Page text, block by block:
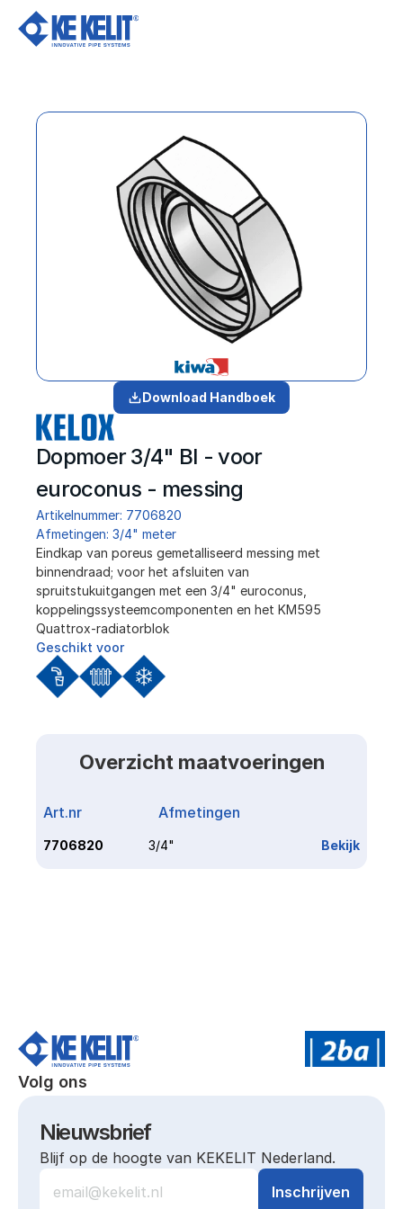
Download Handboek
Dopmoer 3/4" BI - voor
euroconus - messing
Artikelnummer: 7706820
Afmetingen: 3/4" meter
Eindkap van poreus gemetalliseerd messing met
binnendraad; voor het afsluiten van
spruitstukuitgangen met een 3/4" euroconus,
koppelingssysteemcomponenten en het KM595
Quattrox-radiatorblok
Geschikt voor
Overzicht maatvoeringen
Art.nr Afmetingen
7706820 3/4" Bekijk
Volg ons
Nieuwsbrief
Blijf op de hoogte van KEKELIT Nederland.